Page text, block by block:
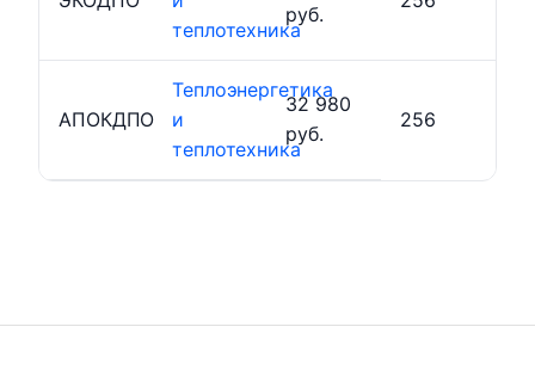
теплотехника
руб.
АПОКДПО
Теплоэнергетика
и
теплотехника
32 980
руб.
256